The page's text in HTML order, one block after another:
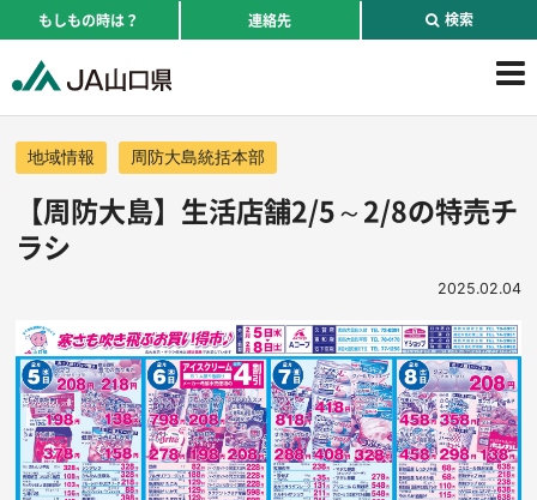
もしもの時は？ 連絡先 検索
地域情報 周防大島統括本部
【周防大島】生活店舗2/5～2/8の特売チ
ラシ
2025.02.04